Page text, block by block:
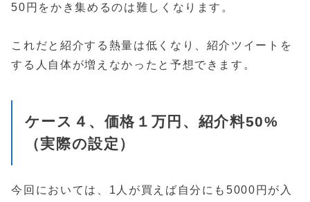
50円をかき集めるのは難しくなります。
これだと紹介する熱量は低くなり、紹介ツイートを
する人自体が増えなかったと予想できます。
ケース４、価格１万円、紹介料50%
（実際の設定）
今回においては、1人が買えば自分にも5000円が入